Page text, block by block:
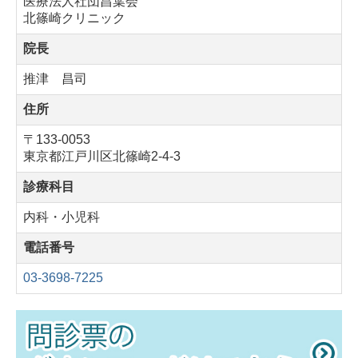
北篠崎クリニック
院長
推津 昌司
住所
〒133-0053
東京都江戸川区北篠崎2-4-3
診療科目
内科・小児科
電話番号
03-3698-7225